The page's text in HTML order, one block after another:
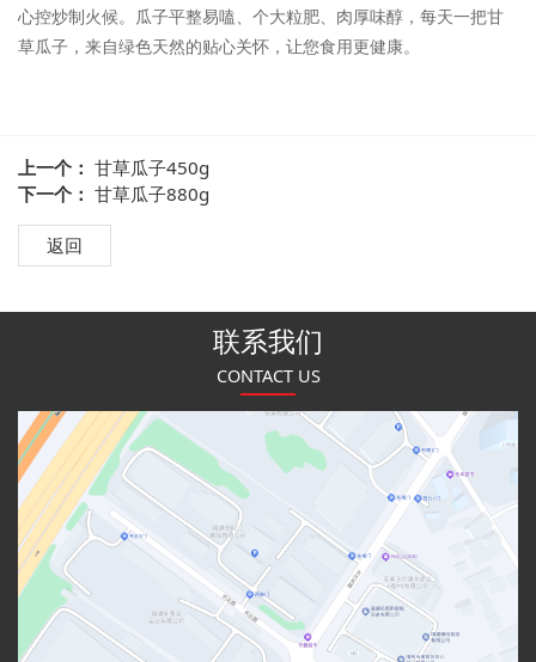
心控炒制火候。瓜子平整易嗑、个大粒肥、肉厚味醇，每天一把甘
草瓜子，来自绿色天然的贴心关怀，让您食用更健康。
上一个：甘草瓜子450g
下一个：甘草瓜子880g
返回
联系我们
CONTACT US